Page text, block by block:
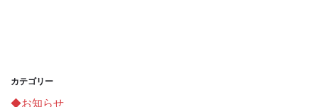
カテゴリー
◆お知らせ